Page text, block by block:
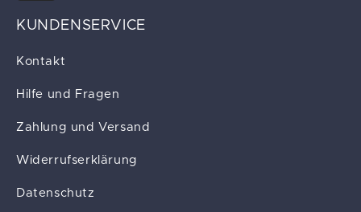
KUNDENSERVICE
Kontakt
Hilfe und Fragen
Zahlung und Versand
Widerrufserklärung
Datenschutz